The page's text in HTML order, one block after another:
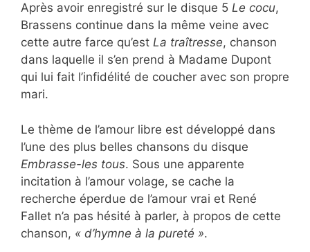
Après avoir enregistré sur le disque 5 Le cocu,
Brassens continue dans la même veine avec
cette autre farce qu’est La traîtresse, chanson
dans laquelle il s’en prend à Madame Dupont
qui lui fait l’infidélité de coucher avec son propre
mari.
Le thème de l’amour libre est développé dans
l’une des plus belles chansons du disque
Embrasse-les tous. Sous une apparente
incitation à l’amour volage, se cache la
recherche éperdue de l’amour vrai et René
Fallet n’a pas hésité à parler, à propos de cette
chanson, « d’hymne à la pureté ».